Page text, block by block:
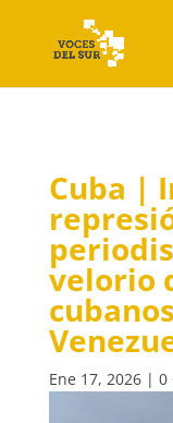
Cuba |
velorio
Ene 17, 2026| 0